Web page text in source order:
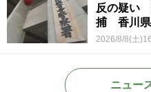
反の疑い
捕 香川
2026/8/8(土
ニュー